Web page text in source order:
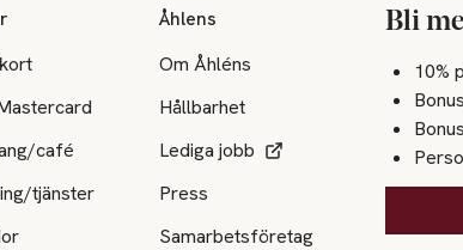
café
tjänster
Åhlens
Om Åhléns
Hållbarhet
Lediga jobb
Press
Samarbetsföretag
Bli
10%